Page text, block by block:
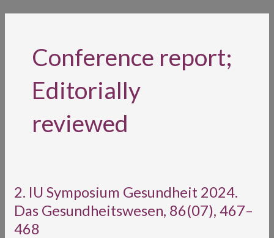
Conference report;
Editorially
reviewed
2. IU Symposium Gesundheit 2024.
Das Gesundheitswesen, 86(07), 467–
468
2.
IU
Symposium
Gesundheit